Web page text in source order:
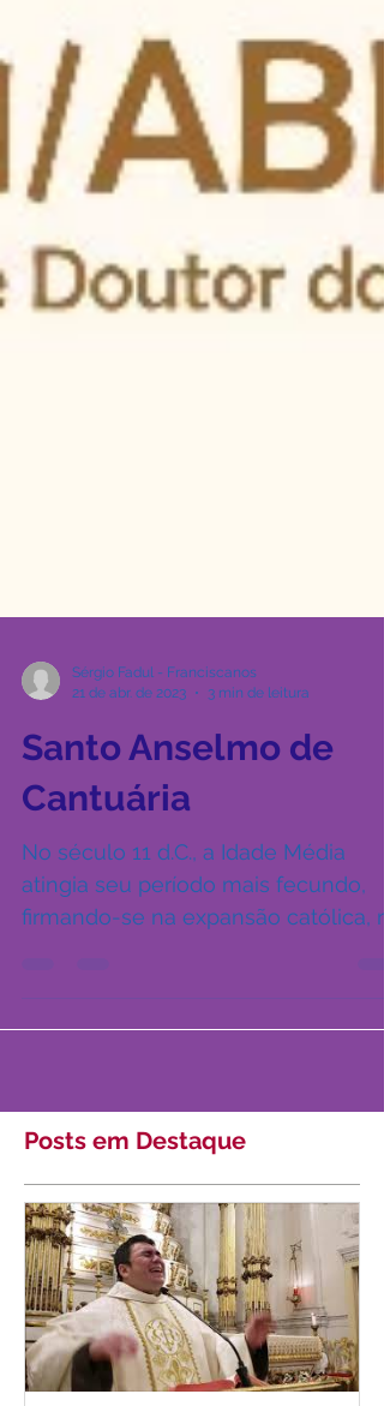
Sérgio Fadul - Franciscanos
21 de abr. de 2023
3 min de leitura
Santo Anselmo de
Cantuária
No século 11 d.C., a Idade Média
Posts em Destaque